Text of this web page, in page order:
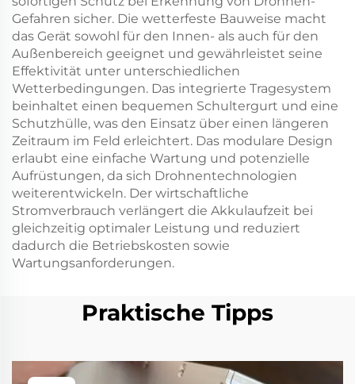
Gefahren sicher. Die wetterfeste Bauweise macht
das Gerät sowohl für den Innen- als auch für den
Außenbereich geeignet und gewährleistet seine
Effektivität unter unterschiedlichen
Wetterbedingungen. Das integrierte Tragesystem
beinhaltet einen bequemen Schultergurt und eine
Schutzhülle, was den Einsatz über einen längeren
Zeitraum im Feld erleichtert. Das modulare Design
erlaubt eine einfache Wartung und potenzielle
Aufrüstungen, da sich Drohnentechnologien
weiterentwickeln. Der wirtschaftliche
Stromverbrauch verlängert die Akkulaufzeit bei
gleichzeitig optimaler Leistung und reduziert
dadurch die Betriebskosten sowie
Wartungsanforderungen.
Praktische Tipps